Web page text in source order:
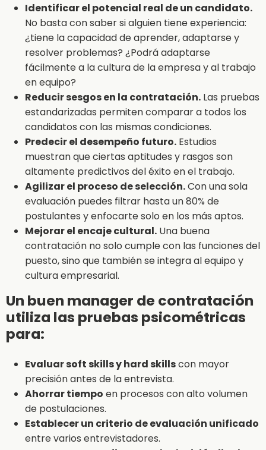
Identificar el potencial real de un candidato.
No basta con saber si alguien tiene experiencia:
¿tiene la capacidad de aprender, adaptarse y
resolver problemas? ¿Podrá adaptarse
fácilmente a la cultura de la empresa y al trabajo
en equipo?
Reducir sesgos en la contratación. Las pruebas
estandarizadas permiten comparar a todos los
candidatos con las mismas condiciones.
Predecir el desempeño futuro. Estudios
muestran que ciertas aptitudes y rasgos son
altamente predictivos del éxito en el trabajo.
Agilizar el proceso de selección.Con una sola
evaluación puedes filtrar hasta un 80% de
postulantes y enfocarte solo en los más aptos.
Mejorar el encaje cultural. Una buena
contratación no solo cumple con las funciones del
puesto, sino que también se integra al equipo y
cultura empresarial.
Un buen manager de contratación
utiliza las pruebas psicométricas
para:
Evaluar soft skills y hard skillscon mayor
precisión antes de la entrevista.
Ahorrar tiempo en procesos con alto volumen
de postulaciones.
Establecer un criterio de evaluación unificado
entre varios entrevistadores.